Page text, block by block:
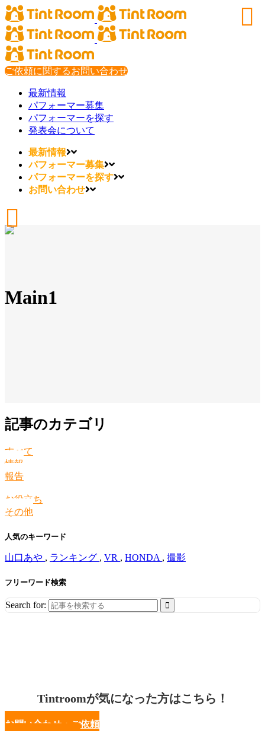
ご依頼に関するお問い合わせ
最新情報
パフォーマー募集
パフォーマーを探す
発表会について
最新情報
パフォーマー募集
パフォーマーを探す
お問い合わせ
Main1
記事のカテゴリ
すべて
情報
報告
お役立ち
その他
人気のキーワード
山口あや , ランキング , VR , HONDA , 撮影
フリーワード検索
Search for:
Tintroomが気になった方はこちら！
お問い合わせ・ご依頼